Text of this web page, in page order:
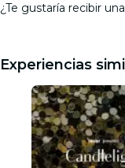
¿Te gustaría recibir
Experiencias